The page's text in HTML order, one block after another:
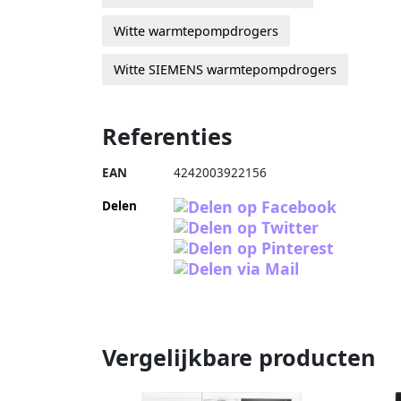
Witte warmtepompdrogers
Witte SIEMENS warmtepompdrogers
Referenties
EAN 4242003922156
Delen
Vergelijkbare producten